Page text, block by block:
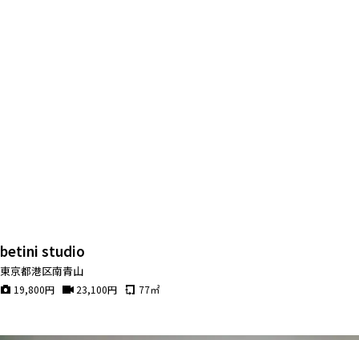
betini studio
東京都港区南青山
19,800円 23,100円 77㎡